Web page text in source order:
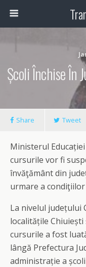
Școli Închise În
Share Tweet
Ministerul
cursurile vor fi
învăţământ din
urmare a
La nivelul județului
localitățile Chiuiești
cursurile a fost
lângă Prefectura
administrație a